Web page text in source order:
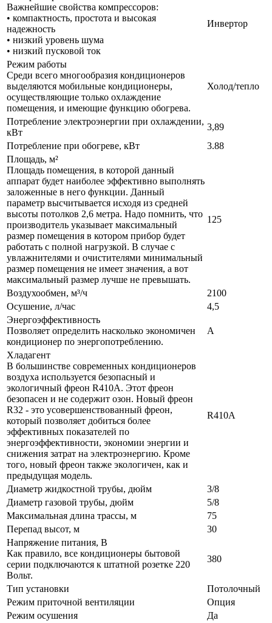
Важнейшие свойства компрессоров:
• компактность, простота и высокая
надежность
• низкий уровень шума
• низкий пусковой ток
Инвертор
Режим работы
Среди всего многообразия кондиционеров
выделяются мобильные кондиционеры,
осуществляющие только охлаждение
помещения, и имеющие функцию обогрева.
Холод/тепло
Потребление электроэнергии при охлаждении,
кВт
3,89
Потребление при обогреве, кВт
3.88
Площадь, м²
Площадь помещения, в которой данный
аппарат будет наиболее эффективно выполнять
заложенные в него функции. Данный
параметр высчитывается исходя из средней
высоты потолков 2,6 метра. Надо помнить, что
производитель указывает максимальный
размер помещения в котором прибор будет
работать с полной нагрузкой. В случае с
увлажнителями и очистителями минимальный
размер помещения не имеет значения, а вот
максимальный размер лучше не превышать.
125
Воздухообмен, м³/ч
2100
Осушение, л/час
4,5
Энергоэффективность
Позволяет определить насколько экономичен
кондиционер по энергопотреблению.
A
Хладагент
В большинстве современных кондиционеров
воздуха используется безопасный и
экологичный фреон R410A. Этот фреон
безопасен и не содержит озон. Новый фреон
R32 - это усовершенствованный фреон,
который позволяет добиться более
эффективных показателей по
энергоэффективности, экономии энергии и
снижения затрат на электроэнергию. Кроме
того, новый фреон также экологичен, как и
предыдущая модель.
R410A
Диаметр жидкостной трубы, дюйм
3/8
Диаметр газовой трубы, дюйм
5/8
Максимальная длина трассы, м
75
Перепад высот, м
30
Напряжение питания, В
Как правило, все кондиционеры бытовой
серии подключаются к штатной розетке 220
Вольт.
380
Тип установки
Потолочный
Режим приточной вентиляции
Опция
Режим осушения
Да